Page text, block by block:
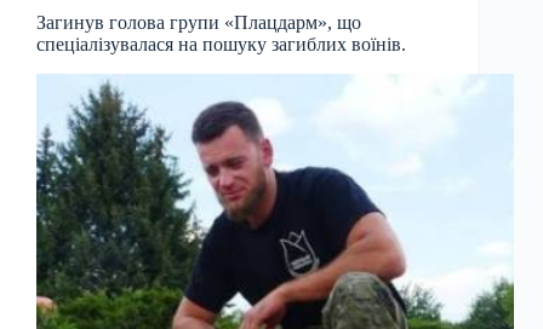
Загинув голова групи «Плацдарм», що
спеціалізувалася на пошуку загиблих воїнів.